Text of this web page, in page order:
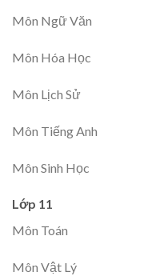
Môn Ngữ Văn
Môn Hóa Học
Môn Lịch Sử
Môn Tiếng Anh
Môn Sinh Học
Lớp 11
Môn Toán
Môn Vật Lý